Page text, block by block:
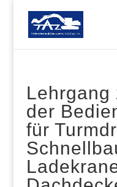
Lehrgang
der
für